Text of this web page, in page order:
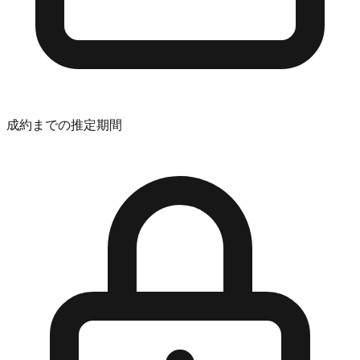
成約までの推定期間